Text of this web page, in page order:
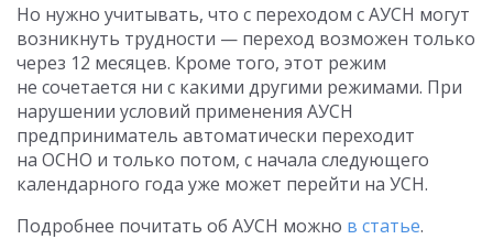
Но нужно учитывать, что с переходом с АУСН могут
возникнуть трудности — переход возможен только
через 12 месяцев. Кроме того, этот режим
не сочетается ни с какими другими режимами. При
нарушении условий применения АУСН
предприниматель автоматически переходит
на ОСНО и только потом, с начала следующего
календарного года уже может перейти на УСН.
Подробнее почитать об АУСН можно в статье.